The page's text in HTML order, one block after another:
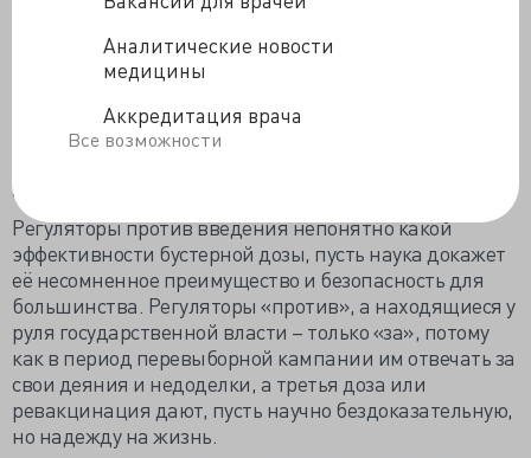
Аналитические новости
медицины
Аккредитация врача
Все возможности
указать нам на необходимость бустерных доз», и
оттого, что не все успели привиться хоть по разу из-за
недостатка вакцин. Европейские регуляторы – ЕМА и
ECDC тоже не узрели необходимости в иммунизации
всего населения дополнительными дозами, но
поддерживают бустер для групп риска с
активностью иммунитета.
Регуляторы против введения непонятно какой
эффективности бустерной дозы, пусть наука докажет
её несомненное преимущество и безопасность для
большинства. Регуляторы «против», а находящиеся у
руля государственной власти – только «за», потому
как в период перевыборной кампании им отвечать за
свои деяния и недоделки, а третья доза или
ревакцинация дают, пусть научно бездоказательную,
но надежду на жизнь.